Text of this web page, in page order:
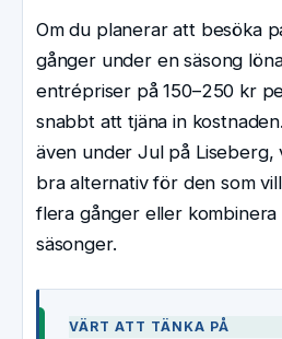
Om du planerar att besöka
gånger under en säsong
entrépriser på 150–250 kr
snabbt att tjäna in
även under Jul på
bra alternativ för den som
flera gånger eller kombinera
säsonger.
VÄRT ATT TÄNKA PÅ